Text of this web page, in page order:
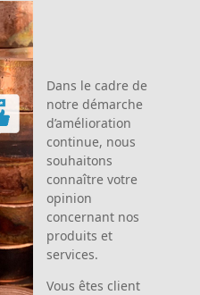
Dans le cadre de
notre démarche
d’amélioration
continue, nous
souhaitons
connaître votre
opinion
concernant nos
produits et
services.
Vous êtes client